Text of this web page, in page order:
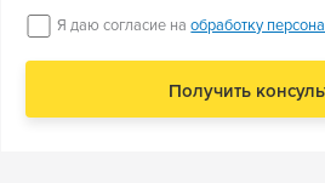
Я даю согласие наобработку